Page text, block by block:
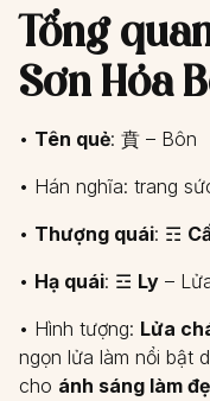
Tổng
Sơn Hỏa
• Tên quẻ: 賁 – Bôn
• Hán nghĩa: trang
• Thượng quái: ☶
• Hạ quái: ☲ Ly –
• Hình tượng: Lửa
ngọn lửa làm nổi bật
cho ánh sáng làm